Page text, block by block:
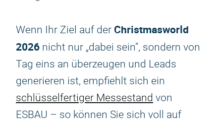
Wenn Ihr Ziel auf der Christmasworld
2026 nicht nur „dabei sein“, sondern von
Tag eins an überzeugen und Leads
generieren ist, empfiehlt sich ein
schlüsselfertiger Messestand von
ESBAU – so können Sie sich voll auf